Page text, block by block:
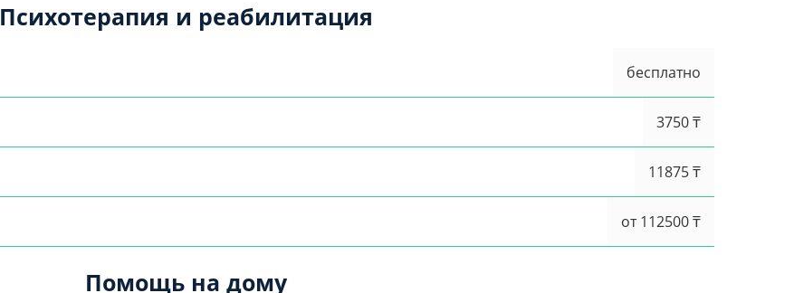
Психотерапия и реабилитация
бесплатно
3750 ₸
11875 ₸
от 112500 ₸
Помощь на дому